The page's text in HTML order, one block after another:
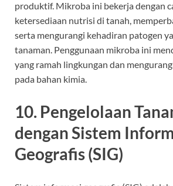
produktif. Mikroba ini bekerja dengan
ketersediaan nutrisi di tanah,
serta mengurangi kehadiran patogen
tanaman. Penggunaan mikroba ini
yang ramah lingkungan dan
pada bahan kimia.
10. Pengelolaan
dengan Sistem
Geografis (SIG)